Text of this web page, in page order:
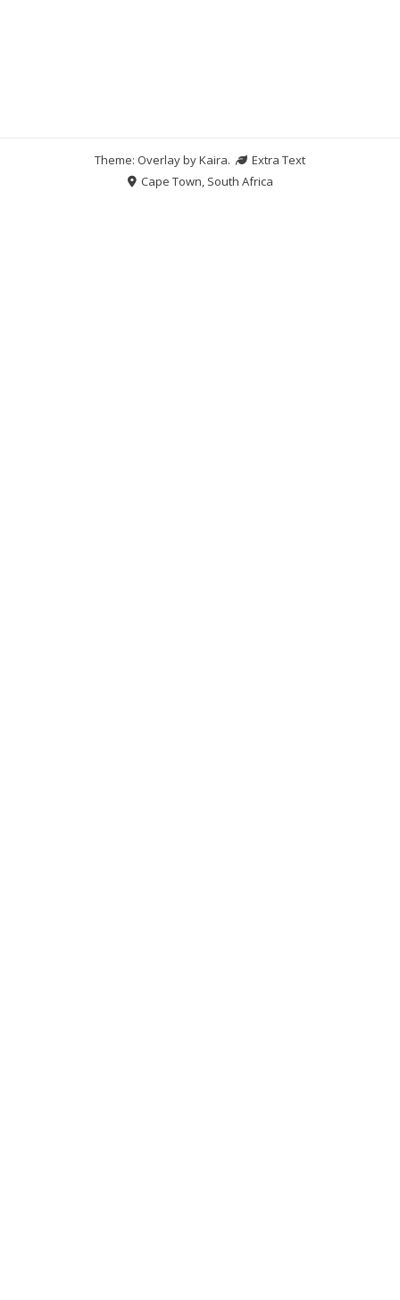
Theme: Overlay byKaira.
Extra Text
Cape Town, South Africa